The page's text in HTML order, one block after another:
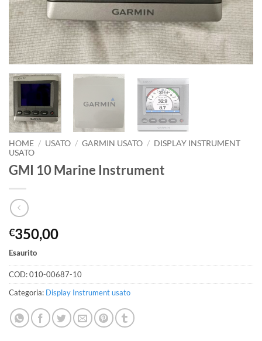
HOME / USATO / GARMIN USATO / DISPLAY INSTRUMENT
USATO
GMI 10 Marine Instrument
€350,00
Esaurito
COD:010-00687-10
Categoria: Display Instrument usato